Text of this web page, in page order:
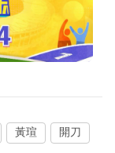
黃瑄 開刀